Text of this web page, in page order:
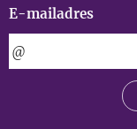
E-mailadres